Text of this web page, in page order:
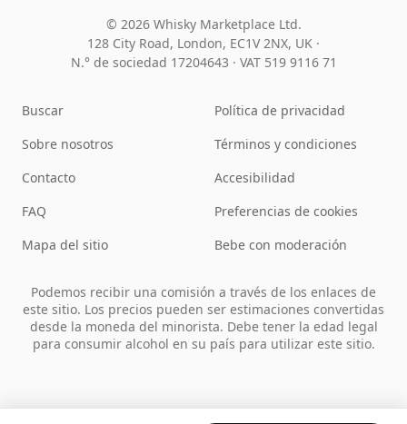
© 2026 Whisky Marketplace Ltd.
128 City Road, London, EC1V 2NX, UK ·
N.° de sociedad 17204643 · VAT 519 9116 71
Buscar
Sobre nosotros
Contacto
FAQ
Mapa del sitio
Política de privacidad
Términos y condiciones
Accesibilidad
Preferencias de cookies
Bebe con moderación
Podemos recibir una comisión a través de los enlaces de
este sitio. Los precios pueden ser estimaciones convertidas
desde la moneda del minorista. Debe tener la edad legal
para consumir alcohol en su país para utilizar este sitio.